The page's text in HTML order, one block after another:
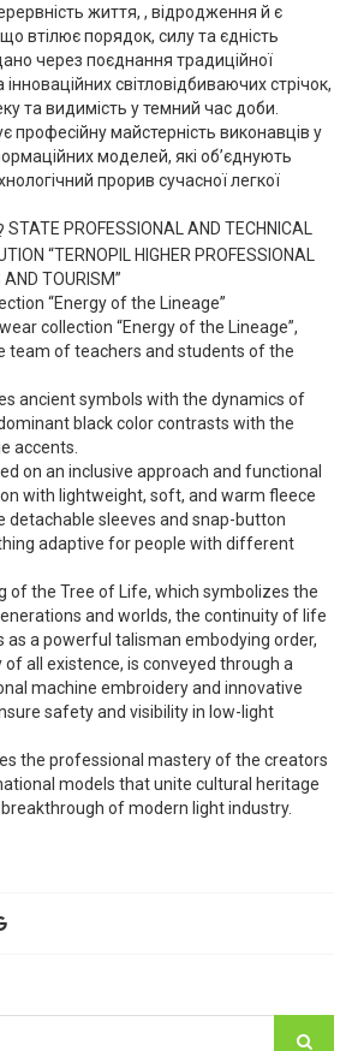
життя, , відродження й є
втілює порядок, силу та єдність
через поєднання традиційної
світловідбиваючих стрічок,
та видимість у темний час доби.
професійну майстерність виконавців у
моделей, які об’єднують
прорив сучасної легкої
STATE PROFESSIONAL AND TECHNICAL
“TERNOPIL HIGHER PROFESSIONAL
AND TOURISM”
“Energy of the Lineage”
collection “Energy of the Lineage”,
team of teachers and students of the
ancient symbols with the dynamics of
black color contrasts with the
accents.
on an inclusive approach and functional
with lightweight, soft, and warm fleece
detachable sleeves and snap-button
adaptive for people with different
of the Tree of Life, which symbolizes the
and worlds, the continuity of life
as a powerful talisman embodying order,
all existence, is conveyed through a
machine embroidery and innovative
safety and visibility in low-light
the professional mastery of the creators
models that unite cultural heritage
of modern light industry.